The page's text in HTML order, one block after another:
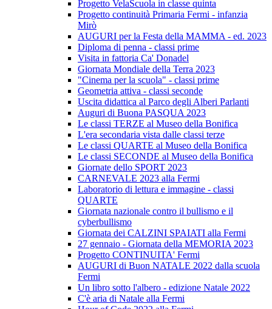
Progetto VelaScuola in classe quinta
Progetto continuità Primaria Fermi - infanzia
Mirò
AUGURI per la Festa della MAMMA - ed. 2023
Diploma di penna - classi prime
Visita in fattoria Ca' Donadel
Giornata Mondiale della Terra 2023
"Cinema per la scuola" - classi prime
Geometria attiva - classi seconde
Uscita didattica al Parco degli Alberi Parlanti
Auguri di Buona PASQUA 2023
Le classi TERZE al Museo della Bonifica
L'era secondaria vista dalle classi terze
Le classi QUARTE al Museo della Bonifica
Le classi SECONDE al Museo della Bonifica
Giornate dello SPORT 2023
CARNEVALE 2023 alla Fermi
Laboratorio di lettura e immagine - classi
QUARTE
Giornata nazionale contro il bullismo e il
cyberbullismo
Giornata dei CALZINI SPAIATI alla Fermi
27 gennaio - Giornata della MEMORIA 2023
Progetto CONTINUITA' Fermi
AUGURI di Buon NATALE 2022 dalla scuola
Fermi
Un libro sotto l'albero - edizione Natale 2022
C'è aria di Natale alla Fermi